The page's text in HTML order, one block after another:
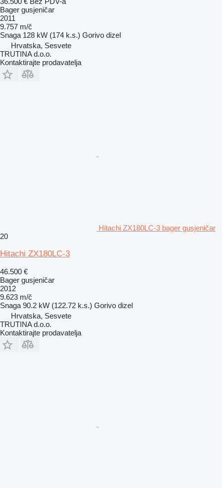
Bager gusjeničar
2011
9.757 m/č
Snaga 128 kW (174 k.s.) Gorivo dizel
Hrvatska, Sesvete
TRUTINA d.o.o.
Kontaktirajte prodavatelja
Hitachi ZX180LC-3 bager gusjeničar
20
Hitachi ZX180LC-3
46.500 €
Bager gusjeničar
2012
9.623 m/č
Snaga 90.2 kW (122.72 k.s.) Gorivo dizel
Hrvatska, Sesvete
TRUTINA d.o.o.
Kontaktirajte prodavatelja